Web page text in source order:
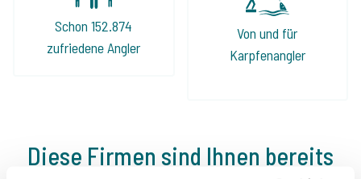
Schon 152.874
zufriedene Angler
Von und für
Karpfenangler
Diese Firmen sind Ihnen bereits